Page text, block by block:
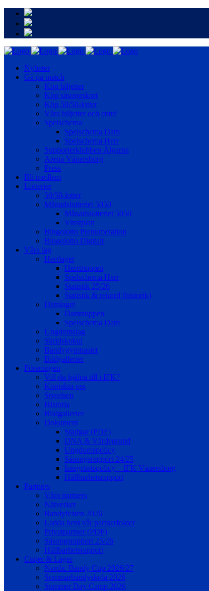
Nyheter
Gå på match
Köp biljetter
Köp säsongskort
Köp 50/50-lotter
Våra biljetter och entré
Spelschema
Spelschema Dam
Spelschema Herr
Supporterklubben Älgarna
Arena Vänersborg
Press
Bli medlem
Lotterier
50/50-lotter
Månadslotteriet 5050
Månadslotteriet 5050
Vinstplan
Bingolotto Prenumeration
Bingolotto Digitalt
Våra lag
Herrlaget
Herrtruppen
Spelschema Herr
Statistik 25/26
Statistik & rekord (historik)
Damlaget
Damtruppen
Spelschema Dam
Ungdomslag
Skridskokul
Bandygymnasiet
Bildgallerier
Föreningen
Vill du hjälpa till i IFK?
Kontakta oss
Styrelsen
Historia
Bildgallerier
Dokument
Stadgar (PDF)
DNA & Värdegrund
Ungdomspolicy
Säsongsrapport 24/25
Integritetspolicy – IFK Vänersborg
Hållbarhetsrapport
Partners
Våra partners
Nätverket
Bandyfesten 2026
Ladda hem vår partnerfolder
Privatpartner (PDF)
Säsongsrapport 25/26
Hållbarhetsrapport
Cuper & Läger
Nordic Bandy Cup 2026/27
Sommarbandyskola 2026
Summer Day Camp 2026